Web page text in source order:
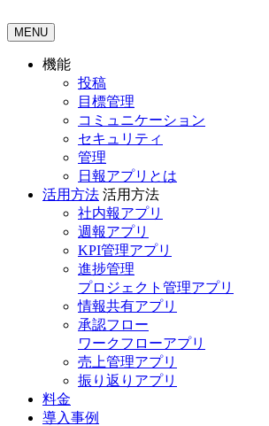
MENU
機能
投稿
目標管理
コミュニケーション
セキュリティ
管理
日報アプリとは
活用方法 活用方法
社内報アプリ
週報アプリ
KPI管理アプリ
進捗管理
プロジェクト管理アプリ
情報共有アプリ
承認フロー
ワークフローアプリ
売上管理アプリ
振り返りアプリ
料金
導入事例